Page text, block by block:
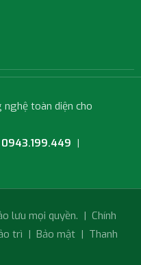
nghệ toàn diện cho
0943.199.449 |
lưu mọi quyền. | Chính
trì | Bảo mật | Thanh